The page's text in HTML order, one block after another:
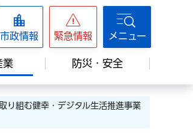
市政情報 緊急情報 メニュー
業 防災・安全
り組む健幸・デジタル生活推進事業